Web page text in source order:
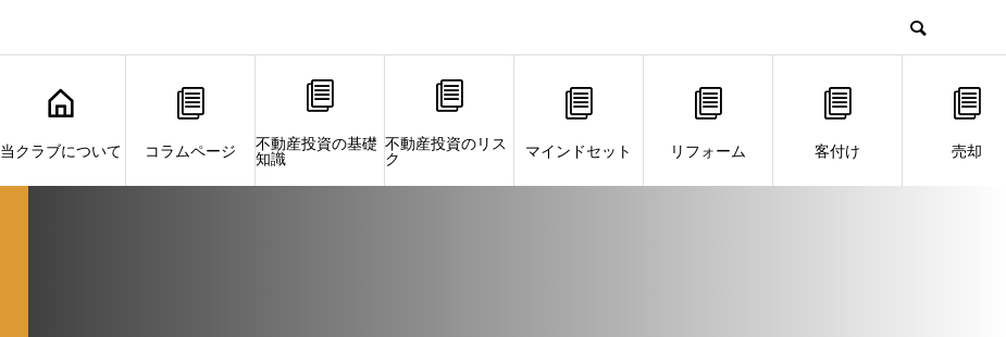
当クラブについて コラムページ 不動産投資の基礎
知識
不動産投資のリス
ク マインドセット リフォーム 客付け 売却